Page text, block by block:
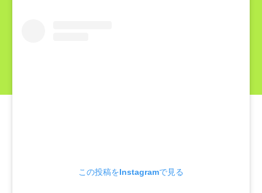
この投稿をInstagramで見る